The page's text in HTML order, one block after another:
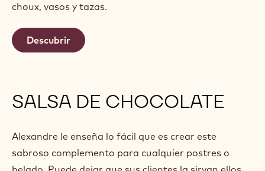
choux, vasos y tazas.
Descubrir
SALSA DE CHOCOLATE
Alexandre le enseña lo fácil que es crear este
sabroso complemento para cualquier postres o